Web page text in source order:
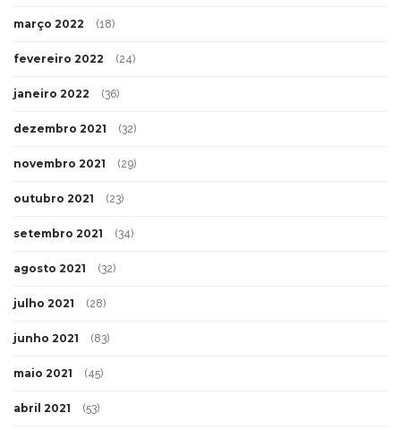
março 2022 (18)
fevereiro 2022 (24)
janeiro 2022 (36)
dezembro 2021 (32)
novembro 2021 (29)
outubro 2021 (23)
setembro 2021 (34)
agosto 2021 (32)
julho 2021 (28)
junho 2021 (83)
maio 2021 (45)
abril 2021 (53)